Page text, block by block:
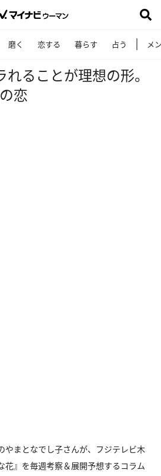
磨く 恋する 暮らす 占う メ
れることが理想の形。
恋
やまとなでし子さんが、フジテレビ木
花』を毎週考察＆展開予想するコラム